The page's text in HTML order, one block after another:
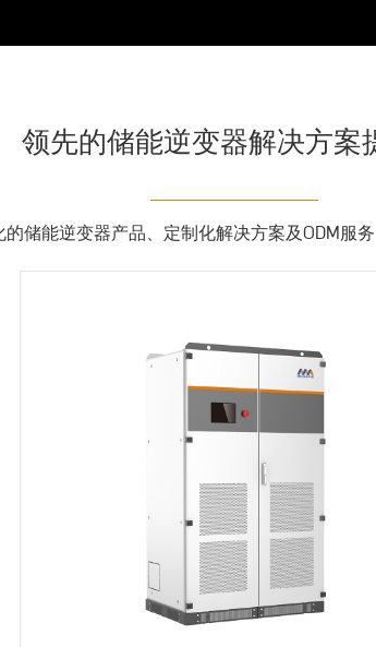
领先的储能逆变器解决方案
储能逆变器产品、定制化解决方案及ODM服